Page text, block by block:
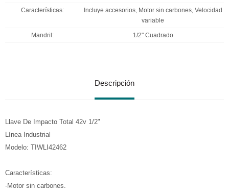
Características
Incluye accesorios, Motor sin carbones, Velocidad
variable
Mandril 1/2" Cuadrado
Descripción
Llave De Impacto Total 42v 1/2"
Línea Industrial
Modelo: TIWLI42462
Características:
-Motor sin carbones.